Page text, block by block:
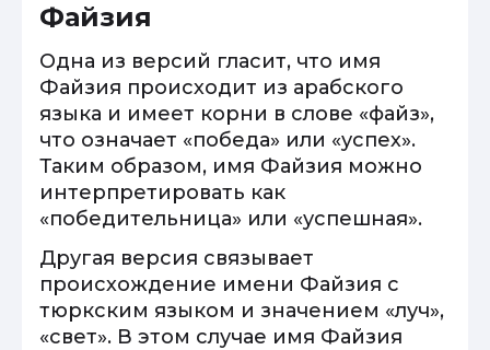
Файзия
Одна из версий гласит, что имя
Файзия происходит из арабского
языка и имеет корни в слове «файз»,
что означает «победа» или «успех».
Таким образом, имя Файзия можно
интерпретировать как
«победительница» или «успешная».
Другая версия связывает
происхождение имени Файзия с
тюркским языком и значением «луч»,
«свет». В этом случае имя Файзия